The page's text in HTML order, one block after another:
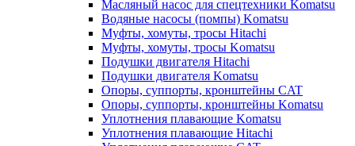
Масляный насос для спецтехники Komatsu
Водяные насосы (помпы) Komatsu
Муфты, хомуты, тросы Hitachi
Муфты, хомуты, тросы Komatsu
Подушки двигателя Hitachi
Подушки двигателя Komatsu
Опоры, суппорты, кронштейны CAT
Опоры, суппорты, кронштейны Komatsu
Уплотнения плавающие Komatsu
Уплотнения плавающие Hitachi